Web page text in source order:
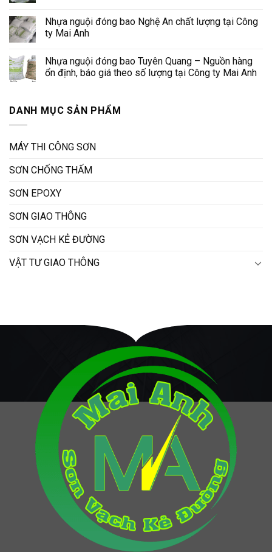
Nhựa nguội đóng bao Nghệ An chất lượng tại Công
ty Mai Anh
Nhựa nguội đóng bao Tuyên Quang – Nguồn hàng
ổn định, báo giá theo số lượng tại Công ty Mai Anh
DANH MỤC SẢN PHẨM
MÁY THI CÔNG SƠN
SƠN CHỐNG THẤM
SƠN EPOXY
SƠN GIAO THÔNG
SƠN VẠCH KẺ ĐƯỜNG
VẬT TƯ GIAO THÔNG